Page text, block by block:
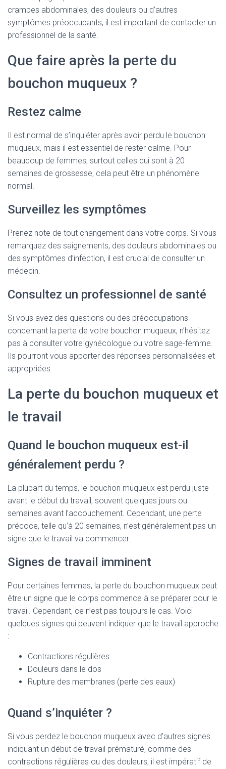
crampes abdominales, des douleurs ou d’autres
symptômes préoccupants, il est important de contacter un
professionnel de la santé.
Que faire après la perte du
bouchon muqueux ?
Restez calme
Il est normal de s’inquiéter après avoir perdu le bouchon
muqueux, mais il est essentiel de rester calme. Pour
beaucoup de femmes, surtout celles qui sont à 20
semaines de grossesse, cela peut être un phénomène
normal.
Surveillez les symptômes
Prenez note de tout changement dans votre corps. Si vous
remarquez des saignements, des douleurs abdominales ou
des symptômes d’infection, il est crucial de consulter un
médecin.
Consultez un professionnel de santé
Si vous avez des questions ou des préoccupations
concernant la perte de votre bouchon muqueux, n’hésitez
pas à consulter votre gynécologue ou votre sage-femme.
Ils pourront vous apporter des réponses personnalisées et
appropriées.
La perte du bouchon muqueux et
le travail
Quand le bouchon muqueux est-il
généralement perdu ?
La plupart du temps, le bouchon muqueux est perdu juste
avant le début du travail, souvent quelques jours ou
semaines avant l’accouchement. Cependant, une perte
précoce, telle qu’à 20 semaines, n’est généralement pas un
signe que le travail va commencer.
Signes de travail imminent
Pour certaines femmes, la perte du bouchon muqueux peut
être un signe que le corps commence à se préparer pour le
travail. Cependant, ce n’est pas toujours le cas. Voici
quelques signes qui peuvent indiquer que le travail approche
:
Contractions régulières
Douleurs dans le dos
Rupture des membranes (perte des eaux)
Quand s’inquiéter ?
Si vous perdez le bouchon muqueux avec d’autres signes
indiquant un début de travail prématuré, comme des
contractions régulières ou des douleurs, il est impératif de